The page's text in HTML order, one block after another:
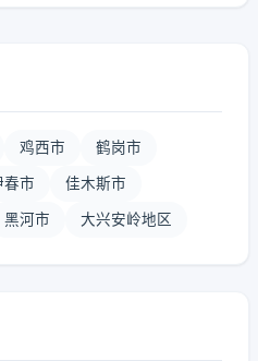
鸡西市 鹤岗市
春市 佳木斯市
黑河市 大兴安岭地区